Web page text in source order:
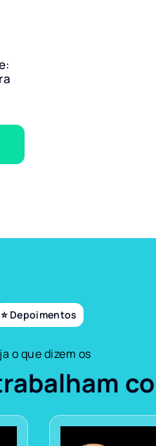
⭐ Depoimentos
o que dizem os